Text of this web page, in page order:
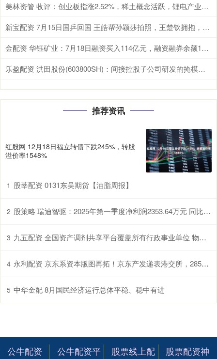
美林资管 收评：创业板指涨2.52%，稀土概念活跃，锂电产业链股爆发
新宝配资 7月15日国乒回国 王皓帮孙颖莎拍照，王楚钦拥抱，蒯曼陈熠买零食_比赛_机场_王曼昱
金配资 华钰矿业：7月18日融资买入114亿元，融资融券余额1844亿元
乐盈配资 洪田股份(603800SH)：间接控股子公司研发的掩模版和玻璃基板设备订单金额约为375万元
推荐资讯
红股网 12月18日福立转债下跌245%，转股
溢价率1548%
1 股莘配资 0131东吴期货【油脂周报】
2 股策略 瑞迪智驱：2025年第一季度净利润2353.64万元 同比下降4.68%
3 九五配资 全国资产调剂共享平台覆盖所有行政事业单位 物尽其用，唤醒“沉睡”资产（大数据观察）
4 永利配资 京东系资本版图再拓！京东产发递表港交所，285个基建项目出租率超90%|港E声
5 中华金配 8月国民经济运行总体平稳、稳中有进
公牛配资
公牛配资平
股票线上配
股票配资神